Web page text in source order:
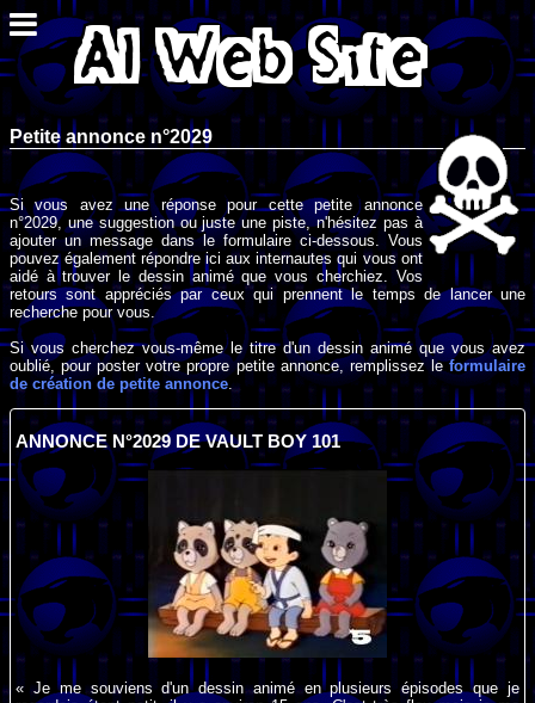
Petite annonce n°2029
Si vous avez une réponse pour cette petite annonce
n°2029, une suggestion ou juste une piste, n'hésitez pas à
ajouter un message dans le formulaire ci-dessous. Vous
pouvez également répondre ici aux internautes qui vous ont
aidé à trouver le dessin animé que vous cherchiez. Vos
retours sont appréciés par ceux qui prennent le temps de lancer une
recherche pour vous.
Si vous cherchez vous-même le titre d'un dessin animé que vous avez
oublié, pour poster votre propre petite annonce, remplissez leformulaire
de création de petite annonce .
ANNONCE N°2029 DE VAULT BOY 101
« Je me souviens d'un dessin animé en plusieurs épisodes que je